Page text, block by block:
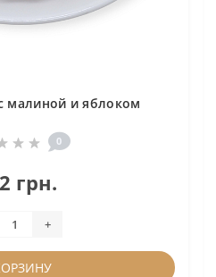
малиной и яблоком
0
грн.
+